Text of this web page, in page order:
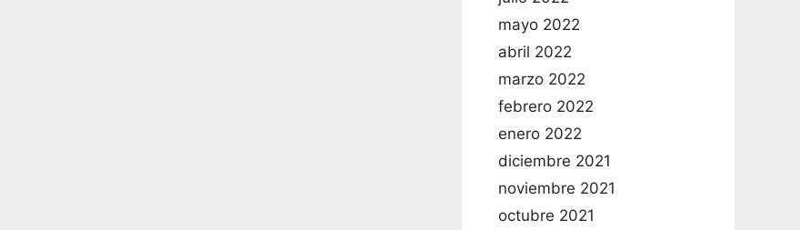
mayo 2022
abril 2022
marzo 2022
febrero 2022
enero 2022
diciembre 2021
noviembre 2021
octubre 2021